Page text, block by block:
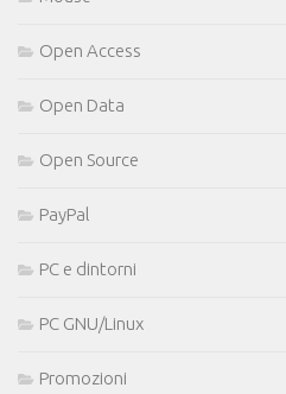
Open Access
Open Data
Open Source
PayPal
PC e dintorni
PC GNU/Linux
Promozioni